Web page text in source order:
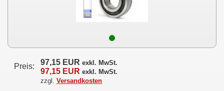
Preis: 97,15 EUR exkl. MwSt.
97,15 EUR exkl. MwSt.
zzgl. Versandkosten